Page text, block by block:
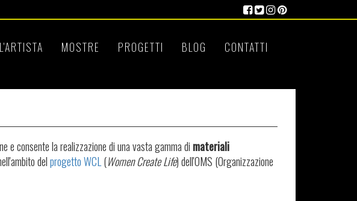
MOSTRE PROGETTI BLOG CONTATTI
e consente la realizzazione di una vasta gamma di materiali
delprogetto WCL (Women Create Life) dell'OMS (Organizzazione